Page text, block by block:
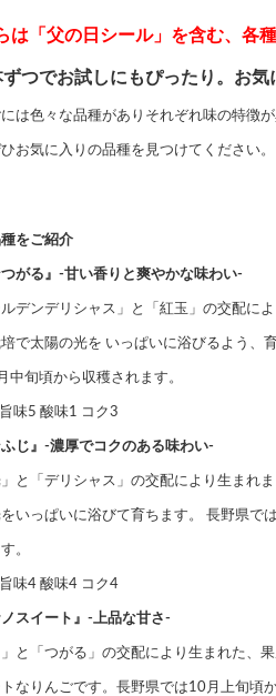
は「父の日シール」を含む、各
ずつでお試しにもぴったり。お
には色々な品種がありそれぞれ味の特徴
お気に入りの品種を見つけてください。
をご紹介
つがる』-甘い香りと爽やかな味わい-
ルデンデリシャス」と「紅玉」の交配に
で太陽の光を いっぱいに浴びるよう、
中旬頃から収穫されます。
味5 酸味1 コク3
ふじ』-濃厚でコクのある味わい-
」と「デリシャス」の交配により生まれ
をいっぱいに浴びて育ちます。 長野県で
。
味4 酸味4 コク4
ノスイート』-上品な甘さ-
」と「つがる」の交配により生まれた、
なりんごです。長野県では10月上旬頃